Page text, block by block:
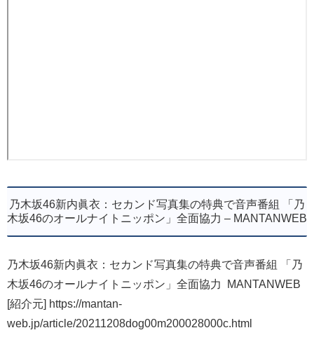
乃木坂46新内眞衣：セカンド写真集の特典で音声番組 「乃
木坂46のオールナイトニッポン」全面協力 – MANTANWEB
乃木坂46新内眞衣：セカンド写真集の特典で音声番組 「乃
木坂46のオールナイトニッポン」全面協力 MANTANWEB
[紹介元] https://mantan-
web.jp/article/20211208dog00m200028000c.html